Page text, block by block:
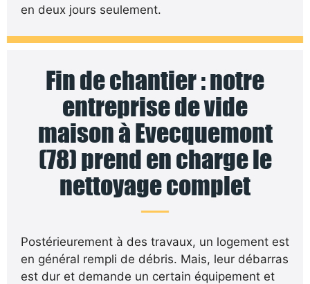
en deux jours seulement.
Fin de chantier : notre
entreprise de vide
maison à Evecquemont
(78) prend en charge le
nettoyage complet
Postérieurement à des travaux, un logement est
en général rempli de débris. Mais, leur débarras
est dur et demande un certain équipement et